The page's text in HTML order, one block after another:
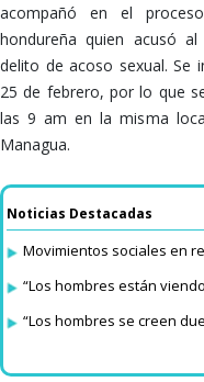
acompañó en el
hondureña quien acusó
delito de acoso sexual. Se
25 de febrero, por lo que
las 9 am en la misma
Managua.
Noticias Destacadas
Movimientos sociales en
“Los hombres están
“Los hombres se creen